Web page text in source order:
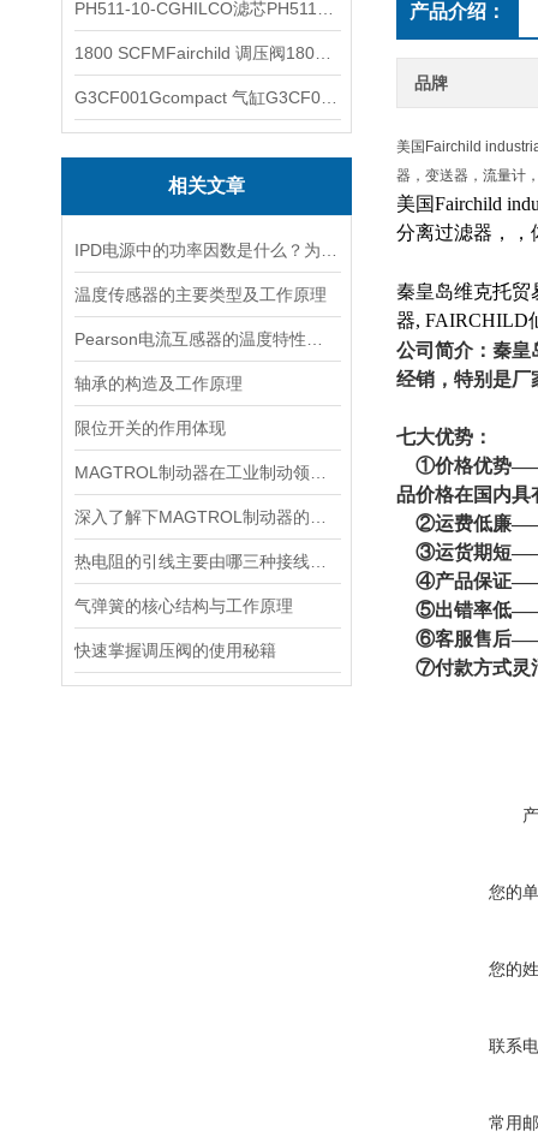
相关文章
温度传感器的主要类型及工作原理
轴承的构造及工作原理
限位开关的作用体现
气弹簧的核心结构与工作原理
快速掌握调压阀的使用秘籍
产品介绍：
品牌
美国Fairchild
器，变送器，流量计
美国Fairchild
分离过滤器，
秦皇岛维克托贸
器, FAIRCHILD
公司简介：秦皇
经销，特别是厂
七大优势：
①价格优势——
品价格在国内具
②运费低廉——
③运货期短——
④产品保证
⑤出错率低——
⑥客服售后——
⑦付款方式灵
您的
您的
联系
常用